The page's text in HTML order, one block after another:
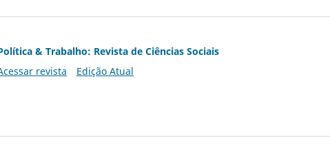
& Trabalho: Revista de Ciências Sociais
revista
Edição Atual